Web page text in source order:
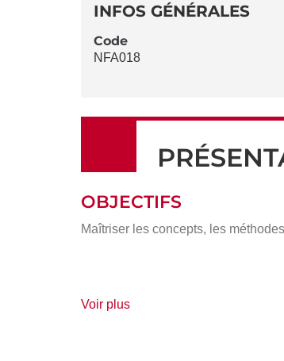
DE
LA
INFOS GÉNÉRALES
Code
NFA018
OBJECTIFS
Maîtriser les concepts, les
Voir plusde